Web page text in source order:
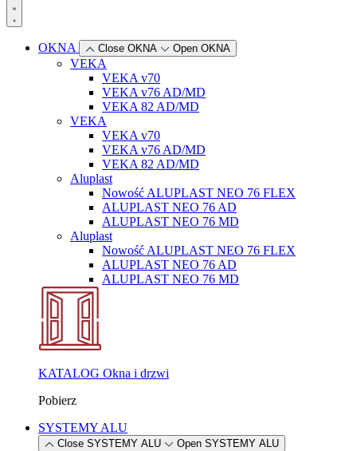
OKNA Close OKNA Open OKNA
VEKA
VEKA v70
VEKA v76 AD/MD
VEKA 82 AD/MD
VEKA
VEKA v70
VEKA v76 AD/MD
VEKA 82 AD/MD
Aluplast
Nowość ALUPLAST NEO 76 FLEX
ALUPLAST NEO 76 AD
ALUPLAST NEO 76 MD
Aluplast
Nowość ALUPLAST NEO 76 FLEX
ALUPLAST NEO 76 AD
ALUPLAST NEO 76 MD
KATALOG Okna i drzwi
Pobierz
SYSTEMY ALU
Close SYSTEMY ALU Open SYSTEMY ALU